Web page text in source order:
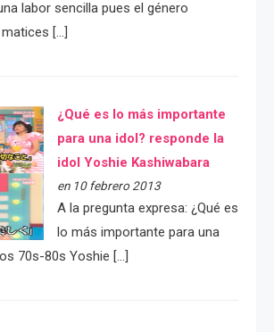
labor sencilla pues el género
[…]
¿Qué es lo más importante
para una idol? responde la
idol Yoshie Kashiwabara
en 10 febrero 2013
A la pregunta expresa: ¿Qué es
lo más importante para una
70s-80s Yoshie […]